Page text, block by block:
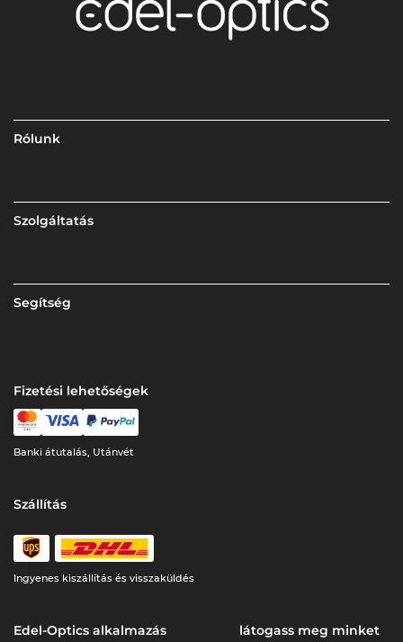
Rólunk
Szolgáltatás
Segítség
Fizetési lehetőségek
Banki átutalás, Utánvét
Szállítás
Ingyenes kiszállítás és visszaküldés
Edel-Optics alkalmazás látogass meg minket